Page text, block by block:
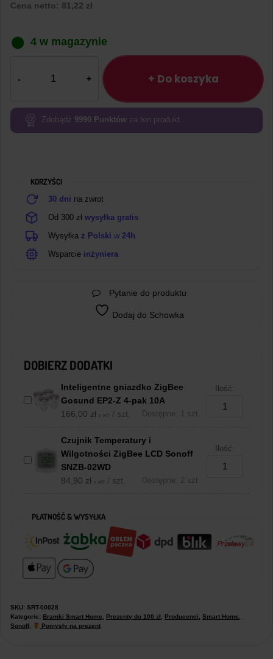
Cena netto: 81,22 zł
4 w magazynie
Zigbee
3.0
+ Do koszyka
Zdobądź 9990 Punktów za ten produkt.
KORZYŚCI
30 dni na zwrot
Od 300 zł wysyłka gratis
Wysyłka z Polski w 24h
Wsparcie inżyniera
Pytanie do produktu
Dodaj do Schowka
DOBIERZ DODATKI
Inteligentne gniazdko ZigBee
Gosund EP2-Z 4-pak 10A
166,00 zł z VAT / szt. Dostępne: 1 szt.
Ilość:
Czujnik Temperatury i
Wilgotności ZigBee LCD Sonoff
SNZB-02WD
84,90 zł z VAT / szt. Dostępne: 2 szt.
Ilość:
PŁATNOŚĆ & WYSYŁKA
SKU: SRT-00028
Kategorie: Bramki Smart Home, Prezenty do 100 zł, Producenci, Smart Home,
Sonoff, Pomysły na prezent